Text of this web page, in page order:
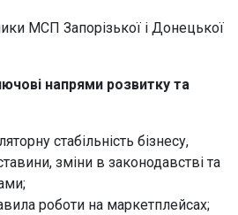
МСП Запорізької і Донецької
напрями розвитку та
стабільність бізнесу,
зміни в законодавстві та
роботи на маркетплейсах;